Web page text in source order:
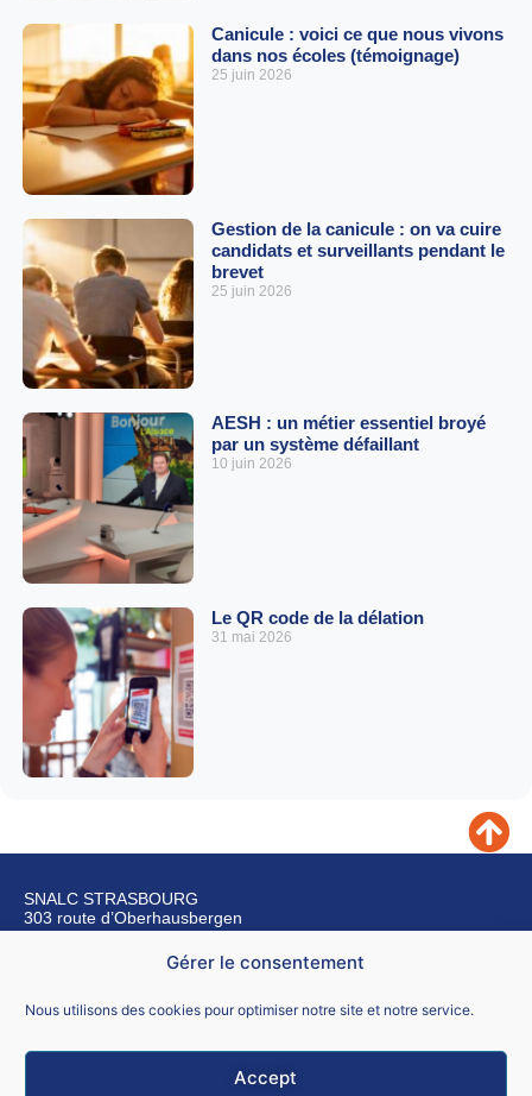
Gérer le consentement
Nous utilisons des cookies pour optimiser notre site et notre service.
Accept
Canicule : voici ce que nous vivons
dans nos écoles (témoignage)
25 juin 2026
Gestion de la canicule : on va cuire
candidats et surveillants pendant le
brevet
25 juin 2026
AESH : un métier essentiel broyé
par un système défaillant
10 juin 2026
Le QR code de la délation
31 mai 2026
SNALC STRASBOURG
303 route d’Oberhausbergen
67200 Strasbourg